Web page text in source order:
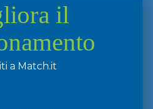
il
a Match.it